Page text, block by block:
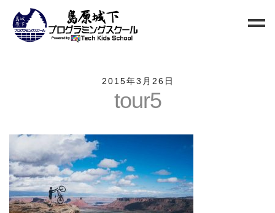
お問い合わせ
クラス
小中高校生向けクラス
QUREO初級クラス
2015年3月26日
tour5